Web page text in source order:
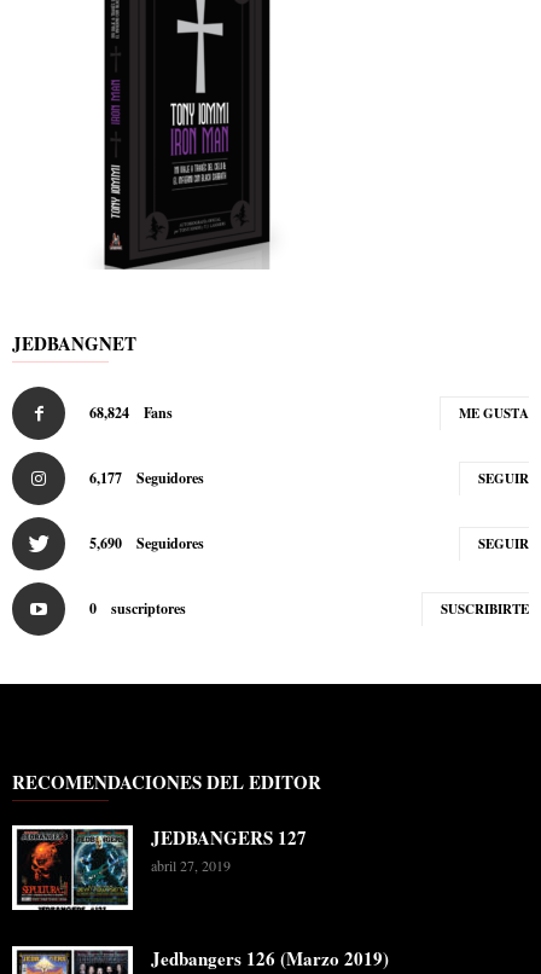
JEDBANGNET
68,824 Fans ME GUSTA
6,177 Seguidores SEGUIR
5,690 Seguidores SEGUIR
0 suscriptores SUSCRIBIRTE
RECOMENDACIONES DEL EDITOR
JEDBANGERS 127
abril 27, 2019
Jedbangers 126 (Marzo 2019)